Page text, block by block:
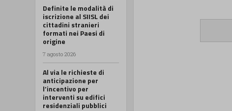
Definite le modalità di
iscrizione al SIISL dei
cittadini stranieri
formati nei Paesi di
origine
7 agosto 2026
Al via le richieste di
anticipazione per
l’incentivo per
interventi su edifici
residenziali pubblici